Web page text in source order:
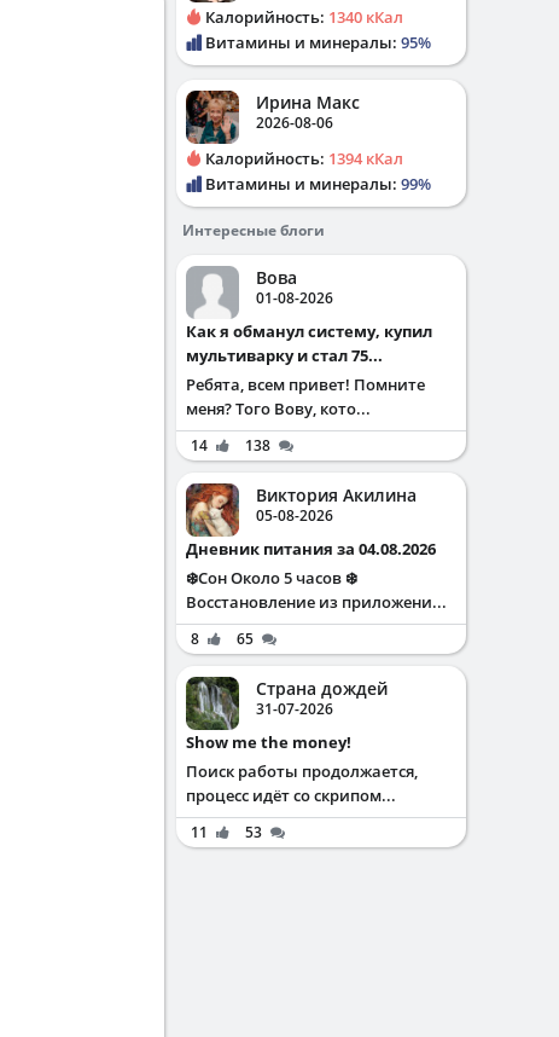
Калорийность: 1340 кКал
Витамины и минералы: 95%
Ирина Макс
2026-08-06
Калорийность: 1394 кКал
Витамины и минералы: 99%
Интересные блоги
Вова
01-08-2026
Как я обманул систему, купил
мультиварку и стал 75...
Ребята, всем привет! Помните
меня? Того Вову, кото...
14 138
Виктория Акилина
05-08-2026
Дневник питания за 04.08.2026
❄️Сон Около 5 часов ❄️
Восстановление из приложени...
8 65
Страна дождей
31-07-2026
Show me the money!
Поиск работы продолжается,
процесс идёт со скрипом...
11 53